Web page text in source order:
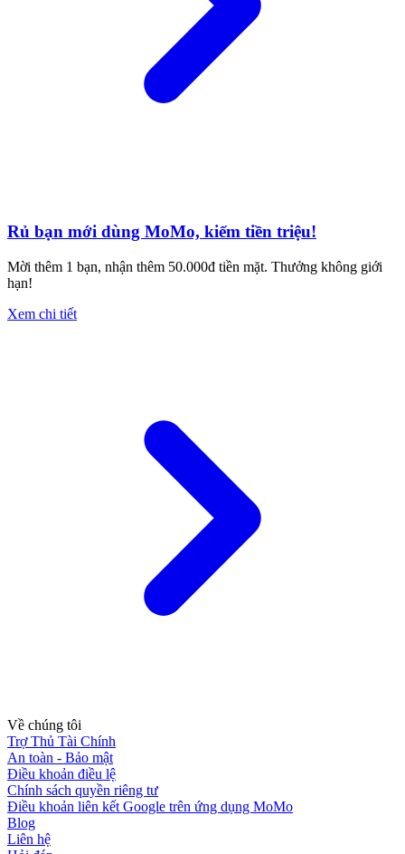
Rủ bạn mới dùng MoMo, kiếm tiền triệu!
Mời thêm 1 bạn, nhận thêm 50.000đ tiền mặt. Thưởng không giới
hạn!
Xem chi tiết
Về chúng tôi
Trợ Thủ Tài Chính
An toàn - Bảo mật
Điều khoản điều lệ
Chính sách quyền riêng tư
Điều khoản liên kết Google trên ứng dụng MoMo
Blog
Liên hệ